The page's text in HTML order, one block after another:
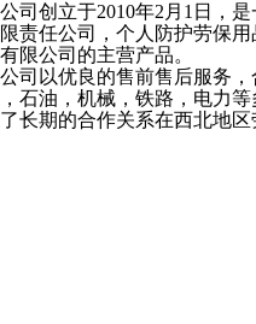
司创立于2010年2月1日，
责任公司，个人防护劳保
限公司的主营产品。
司以优良的售前售后服务，
石油，机械，铁路，电力
长期的合作关系在西北地